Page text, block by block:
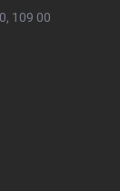
109 00